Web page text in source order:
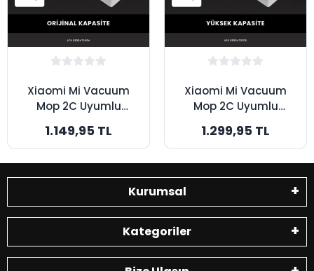
Xiaomi Mi Vacuum
Mop 2C Uyumlu
Süpürge Bataryası -
Orijinal Kapasite
1.149,95 TL
Xiaomi Mi Vacuum
Mop 2C Uyumlu
Süpürge Bataryası -
Yüksek Kapasite
1.299,95 TL
Kurumsal
Kategoriler